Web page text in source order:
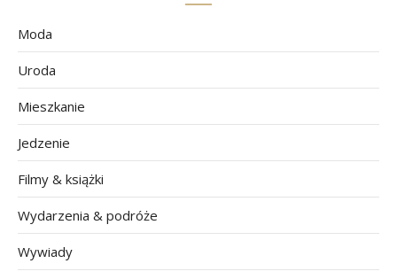
Moda
Uroda
Mieszkanie
Jedzenie
Filmy & książki
Wydarzenia & podróże
Wywiady